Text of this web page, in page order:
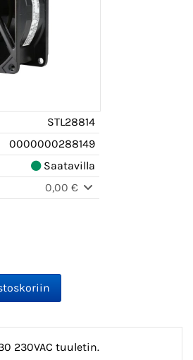
STL28814
0000000288149
Saatavilla
0,00 €
230VAC tuuletin.